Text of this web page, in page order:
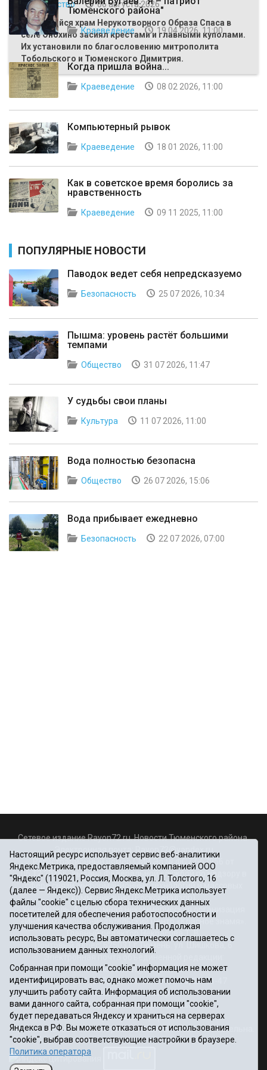
Общество
06 августа 2026
Строящийся храм Нерукотворного Образа Спаса в
селе Онохино засиял крестами и главными куполами.
Их установили по благословению митрополита
Тобольского и Тюменского Димитрия.
Тюменского района"
Краеведение 19 04 2026, 11:00
Когда пришла война...
Краеведение 08 02 2026, 11:00
Компьютерный рывок
Краеведение 18 01 2026, 11:00
Как в советское время боролись за
нравственность
Краеведение 09 11 2025, 11:00
ПОПУЛЯРНЫЕ НОВОСТИ
Паводок ведет себя непредсказуемо
Безопасность 25 07 2026, 10:34
Пышма: уровень растёт большими
темпами
Общество 31 07 2026, 11:47
У судьбы свои планы
Культура 11 07 2026, 11:00
Вода полностью безопасна
Общество 26 07 2026, 15:06
Вода прибывает ежедневно
Безопасность 22 07 2026, 07:00
Сетевое издание Rayon72.ru. Новости Тюменского района.
Rayon72@yandex.ru
Регистрационный номер СМИ Эл № ФС77-67956 от
06.12.2016г., выдано Федеральной службой по надзору в
сфере связи, информационных технологий и массовых
коммуникаций (Роскомнадзор)
Учредитель: Автономная некоммерческая организация
«Информационно-издательский центр «Красное знамя».
Главный редактор Некрасова Т. В.
Почтовый адрес: 625031 г.Тюмень. ул. Шишкова, 6
Электронная почта объединенной редакции:
krasnoeznam@rambler.ru
Телефоны 8 (3452) 34-80-60, 69-56-73, 69-56-47
Политика оператора
Информация об учреждении
Публичная оферта
При использовании материалов ссылка на сайт обязательна.
12+
Настоящий ресурс использует сервис веб-аналитики
Яндекс.Метрика, предоставляемый компанией ООО
"Яндекс" (119021, Россия, Москва, ул. Л. Толстого, 16
(далее — Яндекс)). Сервис Яндекс.Метрика использует
файлы "cookie" с целью сбора технических данных
посетителей для обеспечения работоспособности и
улучшения качества обслуживания. Продолжая
использовать ресурс, Вы автоматически соглашаетесь с
использованием данных технологий.
Собранная при помощи "cookie" информация не может
идентифицировать вас, однако может помочь нам
улучшить работу сайта. Информация об использовании
вами данного сайта, собранная при помощи "cookie",
будет передаваться Яндексу и храниться на серверах
Яндекса в РФ. Вы можете отказаться от использования
"cookie", выбрав соответствующие настройки в браузере.
Политика оператора